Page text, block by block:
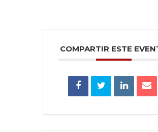
COMPARTIR ESTE